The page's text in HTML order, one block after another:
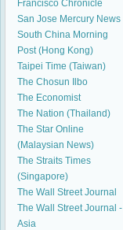
Francisco Chronicle
San Jose Mercury News
South China Morning
Post (Hong Kong)
Taipei Time (Taiwan)
The Chosun Ilbo
The Economist
The Nation (Thailand)
The Star Online
(Malaysian News)
The Straits Times
(Singapore)
The Wall Street Journal
The Wall Street Journal -
Asia